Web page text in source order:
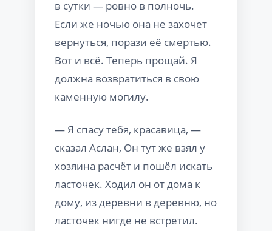
в сутки — ровно в полночь.
Если же ночью она не захочет
вернуться, порази её смертью.
Вот и всё. Теперь прощай. Я
должна возвратиться в свою
каменную могилу.
— Я спасу тебя, красавица, —
сказал Аслан, Он тут же взял у
хозяина расчёт и пошёл искать
ласточек. Ходил он от дома к
дому, из деревни в деревню, но
ласточек нигде не встретил.